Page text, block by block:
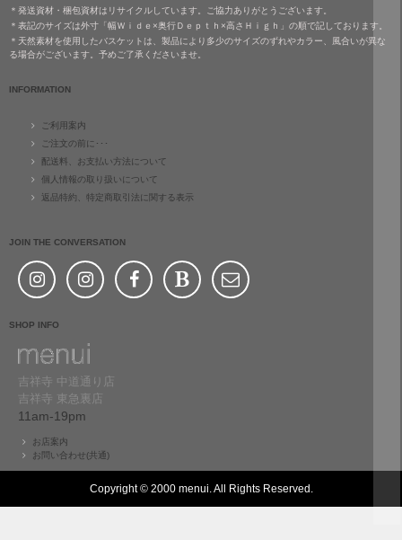
＊発送資材・梱包資材はリサイクルしています。ご協力ありがとうございます。
＊表記のサイズは外寸「幅Ｗｉｄｅ×奥行Ｄｅｐｔｈ×高さＨｉｇｈ」の順で記しております。
＊天然素材を使用したバスケットは、製品により多少のサイズのずれやカラー、風合いが異な
る場合がございます。予めご了承くださいませ。
INFORMATION
ご利用案内
ご注文の前に･･･
配送料、お支払い方法について
個人情報の取り扱いについて
返品特約、特定商取引法に関する表示
JOIN THE CONVERSATION
SHOP INFO
吉祥寺 中道通り店
吉祥寺 東急裏店
11am-19pm
お店案内
お問い合わせ(共通)
Copyright © 2000 menui. All Rights Reserved.